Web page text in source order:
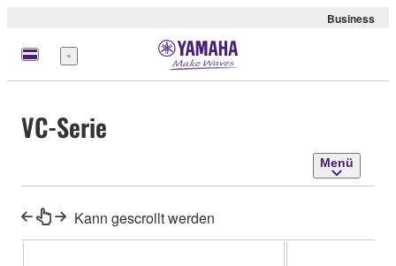
Business
Menü
VC-Serie
Menü
Kann gescrollt werden